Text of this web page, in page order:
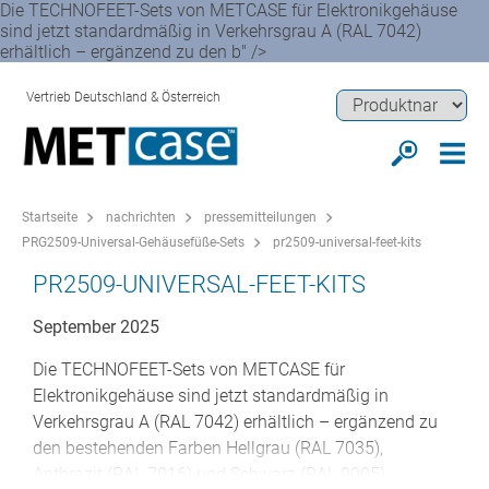
Die TECHNOFEET-Sets von METCASE für Elektronikgehäuse
sind jetzt standardmäßig in Verkehrsgrau A (RAL 7042)
erhältlich – ergänzend zu den b" />
Vertrieb Deutschland & Österreich
Startseite nachrichten
pressemitteilungen
PRG2509-Universal-Gehäusefüße-Sets
pr2509-universal-feet-kits
PR2509-UNIVERSAL-FEET-KITS
September 2025
Die TECHNOFEET-Sets von METCASE für
Elektronikgehäuse sind jetzt standardmäßig in
Verkehrsgrau A (RAL 7042) erhältlich – ergänzend zu
den bestehenden Farben Hellgrau (RAL 7035),
Anthrazit (RAL 7016) und Schwarz (RAL 9005).